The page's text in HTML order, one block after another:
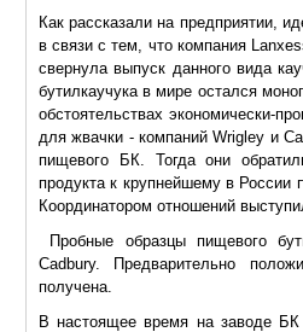
Как рассказали на предприятии,
в связи с тем, что компания
свернула выпуск данного вида
бутилкаучука в мире остался
обстоятельствах экономически-
для жвачки - компаний Wrigley и
пищевого БК. Тогда они
продукта к крупнейшему в
Координатором отношений
Пробные образцы пищевого
Cadbury. Предварительно
получена.
В настоящее время на заводе БК